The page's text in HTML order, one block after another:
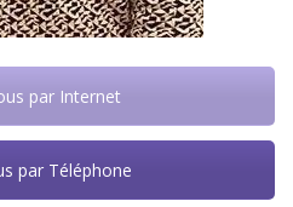
par Internet
par Téléphone